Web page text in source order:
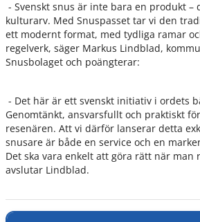
- Svenskt snus är inte bara en produkt –
kulturarv. Med Snuspasset tar vi den
ett modernt format, med tydliga ramar
regelverk, säger Markus Lindblad,
Snusbolaget och poängterar:
- Det här är ett svenskt initiativ i ordets
Genomtänkt, ansvarsfullt och praktiskt
resenären. Att vi därför lanserar detta
snusare är både en service och en
Det ska vara enkelt att göra rätt när man
avslutar Lindblad.